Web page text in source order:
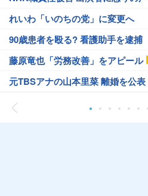
れいわ「いのちの党」に変更へ
90歳患者を殴る? 看護助手を逮捕
藤原竜也「労務改善」をアピール
元TBSアナの山本里菜 離婚を公表